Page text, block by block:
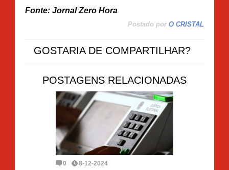
Fonte: Jornal Zero Hora
Postado por O CRISTAL
GOSTARIA DE COMPARTILHAR?
POSTAGENS RELACIONADAS
0 8-12-2024